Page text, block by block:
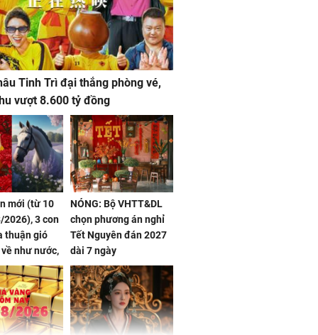
Tinh Trì đại thắng phòng vé,
vượt 8.600 tỷ đồng
mới (từ 10
3 con
thuận gió
như nước,
dư dả, Phú
Hoa, vận
sáng
NÓNG: Bộ VHTT&DL
chọn phương án nghỉ
Tết Nguyên đán 2027
dài 7 ngày